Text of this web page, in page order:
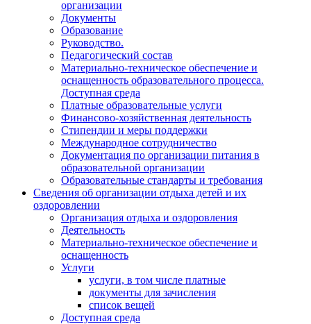
организации
Документы
Образование
Руководство.
Педагогический состав
Материально-техническое обеспечение и
оснащенность образовательного процесса.
Доступная среда
Платные образовательные услуги
Финансово-хозяйственная деятельность
Стипендии и меры поддержки
Международное сотрудничество
Документация по организации питания в
образовательной организации
Образовательные стандарты и требования
Сведения об организации отдыха детей и их
оздоровлении
Организация отдыха и оздоровления
Деятельность
Материально-техническое обеспечение и
оснащенность
Услуги
услуги, в том числе платные
документы для зачисления
список вещей
Доступная среда